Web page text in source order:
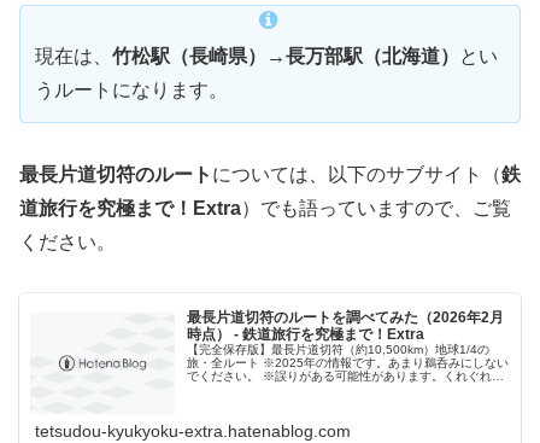
現在は、 竹松駅（長崎県）→長万部駅（北海道）
とい
うルートになります。
最長片道切符のルート については、以下のサブサイト（鉄
道旅行を究極まで！Extra）でも語っていますので、ご覧
ください。
最長片道切符のルートを調べてみた（2026年2月
時点） - 鉄道旅行を究極まで！Extra
​【完全保存版】最長片道切符（約10,500km）地球1/4の
旅・全ルート ※2025年の情報です。あまり鵜呑みにしない
でください。 ※誤りがある可能性があります。くれぐれも
tetsudou-kyukyoku-extra.hatenablog.com